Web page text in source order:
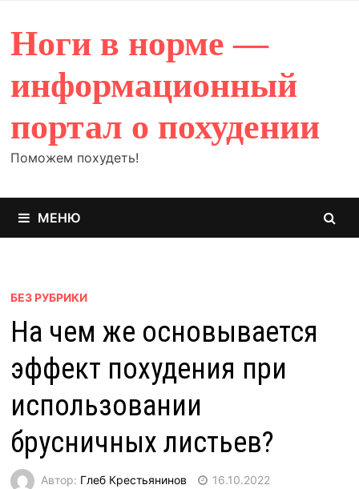
содержимому
Ноги в норме —
информационный
портал о похудении
Поможем похудеть!
МЕНЮ
БЕЗ РУБРИКИ
На чем же основывается
эффект похудения при
использовании
брусничных листьев?
Автор: Глеб Крестьянинов 16.10.2022